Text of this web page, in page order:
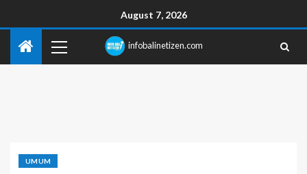
August 7, 2026
infobalinetizen.com
UMUM